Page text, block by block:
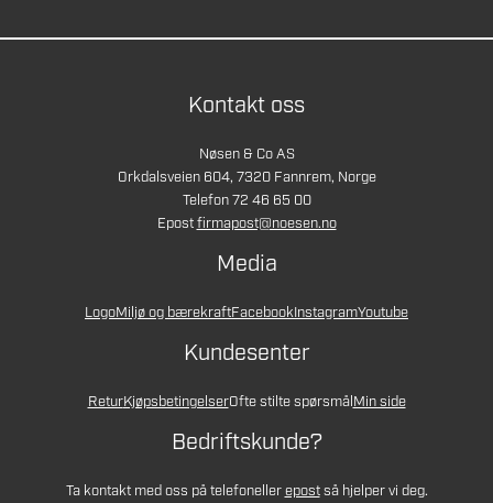
Kontakt oss
Nøsen & Co AS
Orkdalsveien 604, 7320 Fannrem, Norge
Telefon 72 46 65 00
Epostfirmapost@noesen.no
Media
LogoMiljø og bærekraftFacebookInstagramYoutube
Kundesenter
ReturKjøpsbetingelserOfte stilte spørsmålMin side
Bedriftskunde?
Ta kontakt med oss på telefonellerepostså hjelper vi deg.